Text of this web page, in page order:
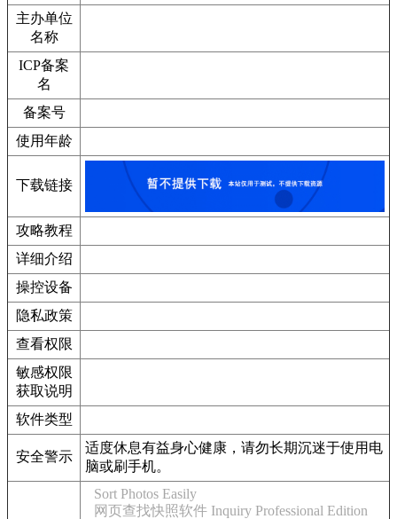
主办单位
名称
ICP备案
名
备案号
使用年龄
下载链接
攻略教程
详细介绍
操控设备
隐私政策
查看权限
敏感权限
获取说明
软件类型
安全警示
适度休息有益身心健康，请勿长期沉迷于使用电
脑或刷手机。
Sort Photos Easily
网页查找快照软件 Inquiry Professional Edition